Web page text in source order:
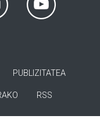
PUBLIZITATEA
RSS